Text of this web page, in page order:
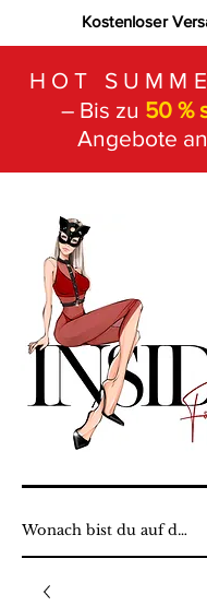
Kostenloser
HOT
– Bis zu 50 %
Angebote